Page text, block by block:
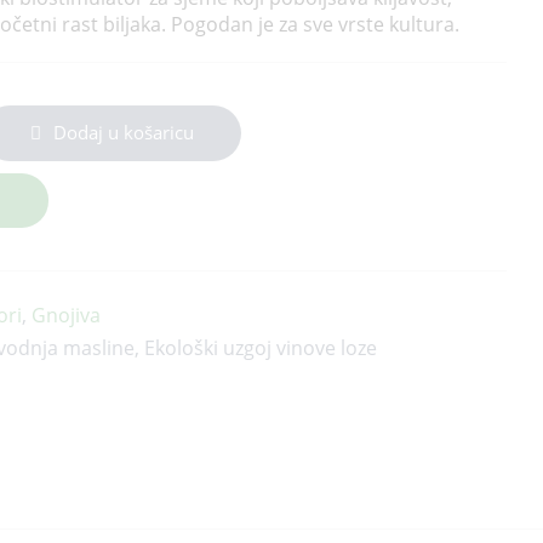
rast biljaka. Pogodan je za sve vrste kultura.
Dodaj u košaricu
, Gnojiva
masline, Ekološki uzgoj vinove loze